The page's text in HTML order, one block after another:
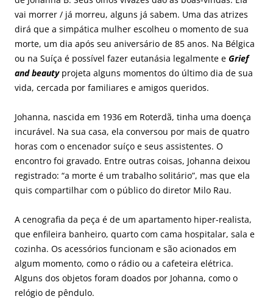
vai morrer / já morreu, alguns já sabem. Uma das atrizes
dirá que a simpática mulher escolheu o momento de sua
morte, um dia após seu aniversário de 85 anos. Na Bélgica
ou na Suíça é possível fazer eutanásia legalmente e Grief
and beautyprojeta alguns momentos do último dia de sua
vida, cercada por familiares e amigos queridos.
Johanna, nascida em 1936 em Roterdã, tinha uma doença
incurável. Na sua casa, ela conversou por mais de quatro
horas com o encenador suíço e seus assistentes. O
encontro foi gravado. Entre outras coisas, Johanna deixou
registrado: “a morte é um trabalho solitário”, mas que ela
quis compartilhar com o público do diretor Milo Rau.
A cenografia da peça é de um apartamento hiper-realista,
que enfileira banheiro, quarto com cama hospitalar, sala e
cozinha. Os acessórios funcionam e são acionados em
algum momento, como o rádio ou a cafeteira elétrica.
Alguns dos objetos foram doados por Johanna, como o
relógio de pêndulo.